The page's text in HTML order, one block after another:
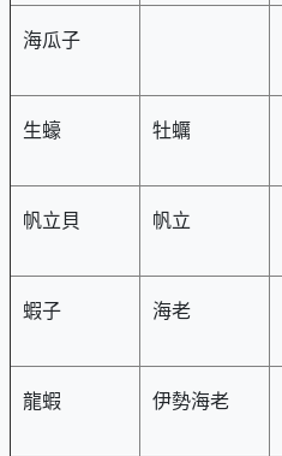
海瓜子
生蠔 牡蠣
帆立貝 帆立
蝦子 海老
龍蝦 伊勢海老